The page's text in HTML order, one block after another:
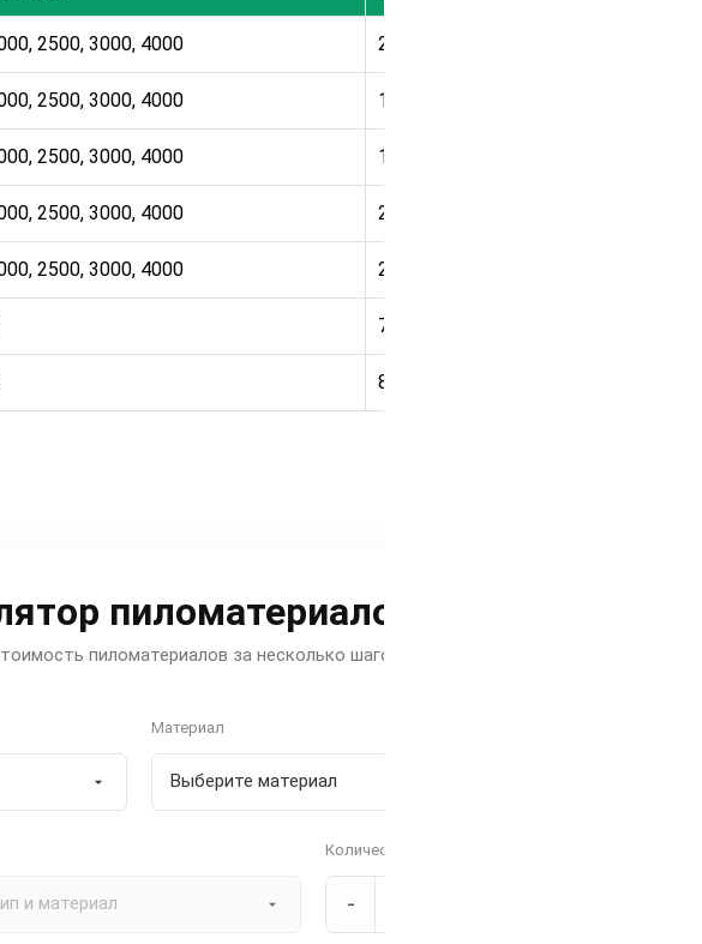
2500, 3000, 4000 2 750
2500, 3000, 4000 1 650
2500, 3000, 4000 1 300
2500, 3000, 4000 2 250
2500, 3000, 4000 2 950
780
850
пиломатериалов
пиломатериалов за несколько шагов
Материал
Количество
-